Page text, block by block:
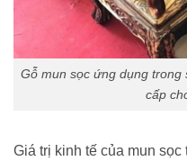
Gỗ mun sọc ứng dụng trong
cấp
Giá trị kinh tế của mun